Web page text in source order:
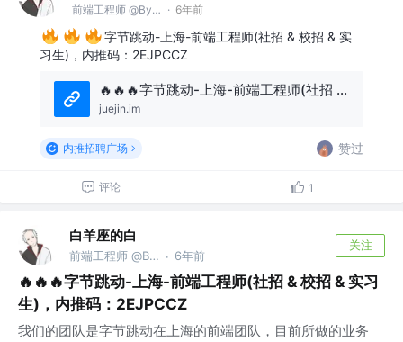
前端工程师 @ByteDance · 6年前
字节跳动-上海-前端工程师(社招 & 校招 & 实
习生)，内推码：2EJPCCZ
🔥🔥🔥字节跳动-上海-前端工程师(社招 & 校招 & 实习生)，内推码：2EJPCCZ
juejin.im
内推招聘广场 赞过
评论 1
白羊座的白
前端工程师 @ByteDance · 6年前
关注
🔥🔥🔥字节跳动-上海-前端工程师(社招 & 校招 & 实习
生)，内推码：2EJPCCZ
我们的团队是字节跳动在上海的前端团队，目前所做的业务